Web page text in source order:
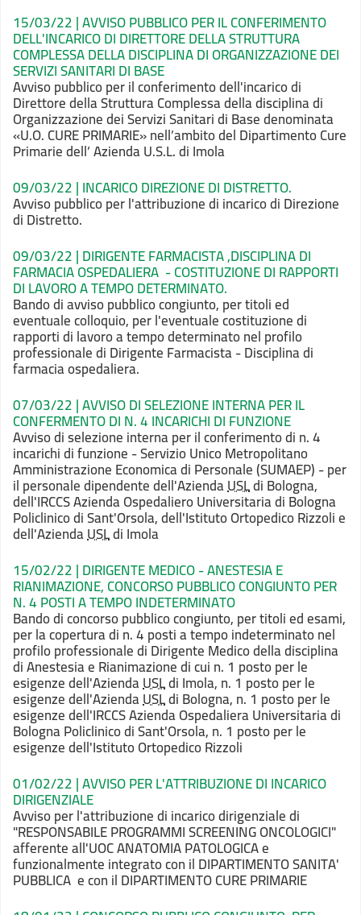
15/03/22 | AVVISO PUBBLICO PER IL CONFERIMENTO
DELL'INCARICO DI DIRETTORE DELLA STRUTTURA
COMPLESSA DELLA DISCIPLINA DI ORGANIZZAZIONE DEI
SERVIZI SANITARI DI BASE
Avviso pubblico per il conferimento dell'incarico di
Direttore della Struttura Complessa della disciplina di
Organizzazione dei Servizi Sanitari di Base denominata
«U.O. CURE PRIMARIE» nell’ambito del Dipartimento Cure
Primarie dell’ Azienda U.S.L. di Imola
09/03/22 | INCARICO DIREZIONE DI DISTRETTO.
Avviso pubblico per l'attribuzione di incarico di Direzione
di Distretto.
09/03/22 | DIRIGENTE FARMACISTA ,DISCIPLINA DI
FARMACIA OSPEDALIERA - COSTITUZIONE DI RAPPORTI
DI LAVORO A TEMPO DETERMINATO.
Bando di avviso pubblico congiunto, per titoli ed
eventuale colloquio, per l'eventuale costituzione di
rapporti di lavoro a tempo determinato nel profilo
professionale di Dirigente Farmacista - Disciplina di
farmacia ospedaliera.
07/03/22 | AVVISO DI SELEZIONE INTERNA PER IL
CONFERMENTO DI N. 4 INCARICHI DI FUNZIONE
Avviso di selezione interna per il conferimento di n. 4
incarichi di funzione - Servizio Unico Metropolitano
Amministrazione Economica di Personale (SUMAEP) - per
il personale dipendente dell'AziendaUSLdi Bologna,
dell'IRCCS Azienda Ospedaliero Universitaria di Bologna
Policlinico di Sant'Orsola, dell'Istituto Ortopedico Rizzoli e
dell'AziendaUSLdi Imola
15/02/22 | DIRIGENTE MEDICO - ANESTESIA E
RIANIMAZIONE, CONCORSO PUBBLICO CONGIUNTO PER
N. 4 POSTI A TEMPO INDETERMINATO
Bando di concorso pubblico congiunto, per titoli ed esami,
per la copertura di n. 4 posti a tempo indeterminato nel
profilo professionale di Dirigente Medico della disciplina
di Anestesia e Rianimazione di cui n. 1 posto per le
esigenze dell'AziendaUSLdi Imola, n. 1 posto per le
esigenze dell'AziendaUSLdi Bologna, n. 1 posto per le
esigenze dell'IRCCS Azienda Ospedaliera Universitaria di
Bologna Policlinico di Sant'Orsola, n. 1 posto per le
esigenze dell'Istituto Ortopedico Rizzoli
01/02/22 | AVVISO PER L'ATTRIBUZIONE DI INCARICO
DIRIGENZIALE
Avviso per l'attribuzione di incarico dirigenziale di
"RESPONSABILE PROGRAMMI SCREENING ONCOLOGICI"
afferente all'UOC ANATOMIA PATOLOGICA e
funzionalmente integrato con il DIPARTIMENTO SANITA'
PUBBLICA e con il DIPARTIMENTO CURE PRIMARIE